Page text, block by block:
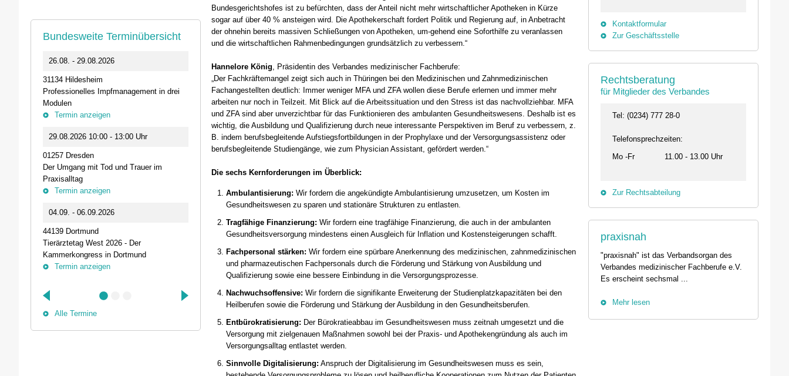
Bundesgerichtshofes ist zu befürchten, dass der Anteil nicht mehr wirtschaftlicher Apotheken in Kürze
sogar auf über 40 % ansteigen wird. Die Apothekerschaft fordert Politik und Regierung auf, in Anbetracht
der ohnehin bereits massiven Schließungen von Apotheken, um-gehend eine Soforthilfe zu veranlassen
und die wirtschaftlichen Rahmenbedingungen grundsätzlich zu verbessern.“
Hannelore König, Präsidentin des Verbandes medizinischer Fachberufe:
„Der Fachkräftemangel zeigt sich auch in Thüringen bei den Medizinischen und Zahnmedizinischen
Fachangestellten deutlich: Immer weniger MFA und ZFA wollen diese Berufe erlernen und immer mehr
arbeiten nur noch in Teilzeit. Mit Blick auf die Arbeitssituation und den Stress ist das nachvollziehbar. MFA
und ZFA sind aber unverzichtbar für das Funktionieren des ambulanten Gesundheitswesens. Deshalb ist es
wichtig, die Ausbildung und Qualifizierung durch neue interessante Perspektiven im Beruf zu verbessern, z.
B. indem berufsbegleitende Aufstiegsfortbildungen in der Prophylaxe und der Versorgungsassistenz oder
berufsbegleitende Studiengänge, wie zum Physician Assistant, gefördert werden.“
Die sechs Kernforderungen im Überblick:
Ambulantisierung: Wir fordern die angekündigte Ambulantisierung umzusetzen, um Kosten im
Gesundheitswesen zu sparen und stationäre Strukturen zu entlasten.
Tragfähige Finanzierung: Wir fordern eine tragfähige Finanzierung, die auch in der ambulanten
Gesundheitsversorgung mindestens einen Ausgleich für Inflation und Kostensteigerungen schafft.
Fachpersonal stärken: Wir fordern eine spürbare Anerkennung des medizinischen, zahnmedizinischen
und pharmazeutischen Fachpersonals durch die Förderung und Stärkung von Ausbildung und
Qualifizierung sowie eine bessere Einbindung in die Versorgungsprozesse.
Nachwuchsoffensive: Wir fordern die signifikante Erweiterung der Studienplatzkapazitäten bei den
Heilberufen sowie die Förderung und Stärkung der Ausbildung in den Gesundheitsberufen.
Entbürokratisierung: Der Bürokratieabbau im Gesundheitswesen muss zeitnah umgesetzt und die
Versorgung mit zielgenauen Maßnahmen sowohl bei der Praxis- und Apothekengründung als auch im
Versorgungsalltag entlastet werden.
Sinnvolle Digitalisierung: Anspruch der Digitalisierung im Gesundheitswesen muss es sein,
Kontaktformular
Zur Geschäftsstelle
Rechtsberatung
für Mitglieder des Verbandes
Tel: (0234) 777 28-0
Telefonsprechzeiten:
Mo -Fr
11.00 - 13.00 Uhr
Zur Rechtsabteilung
praxisnah
"praxisnah" ist das Verbandsorgan des
Verbandes medizinischer Fachberufe e.V.
Es erscheint sechsmal ...
Mehr lesen
Bundesweite Terminübersicht
26.08. - 29.08.2026
31134 Hildesheim
Professionelles Impfmanagement in drei
Modulen
Termin anzeigen
29.08.2026 10:00 - 13:00 Uhr
01257 Dresden
Der Umgang mit Tod und Trauer im
Praxisalltag
Termin anzeigen
04.09. - 06.09.2026
44139 Dortmund
Tierärztetag West 2026 - Der
Kammerkongress in Dortmund
Termin anzeigen
46562 Voerde
Stammtisch der Bezirksstelle Kleve/Wesel
Termin anzeigen
23.09.2026 15:00 - 16:30 Uhr
Live-Online Seminar
IQN: Neue Impulse für den Praxisalltag:
Fehler passieren – Umgang mit Fehlern
und die Bedeutung von CIRS-NRW
Termin anzeigen
74405 Gaildorf
Somatische Regulation für
herausfordernde Arbeitstage
Termin anzeigen
70629 Stuttgart
infotage FACHDENTAL Stuttgart
Termin anzeigen
28.10. - 31.10.2026
26.08. - 29.08.2026
31134 Hildesheim
Professionelles Impfmanagement in drei
Modulen
Termin anzeigen
29.08.2026 10:00 - 13:00 Uhr
Termin anzeigen
44139 Dortmund
Tierärztetag West 2026 - Der
Kammerkongress in Dortmund
Termin anzeigen
11.09.2026 19:00
IQN: Neue Impulse
Somatische
herausfordernde
Alle Termine